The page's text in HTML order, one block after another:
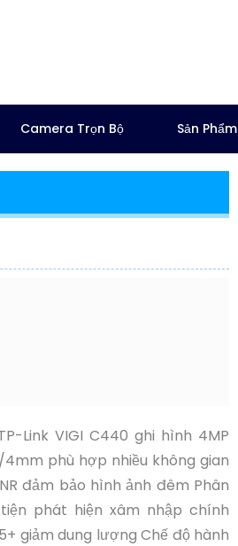
Camera Trọn Bộ Sản Phẩm
Link VIGI C440 ghi hình 4MP
phù hợp nhiều không gian
đảm bảo hình ảnh đêm Phân
phát hiện xâm nhập chính
giảm dung lượng Chế độ hành